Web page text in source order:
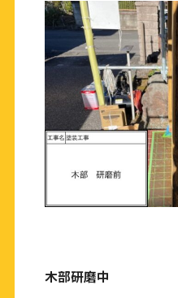
木部研磨中